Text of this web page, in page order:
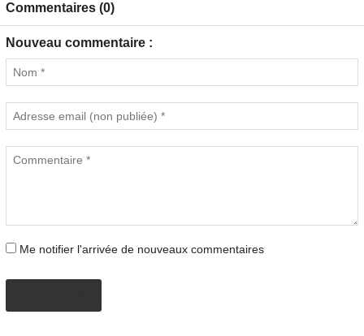
Commentaires (0)
Nouveau commentaire :
Me notifier l'arrivée de nouveaux commentaires